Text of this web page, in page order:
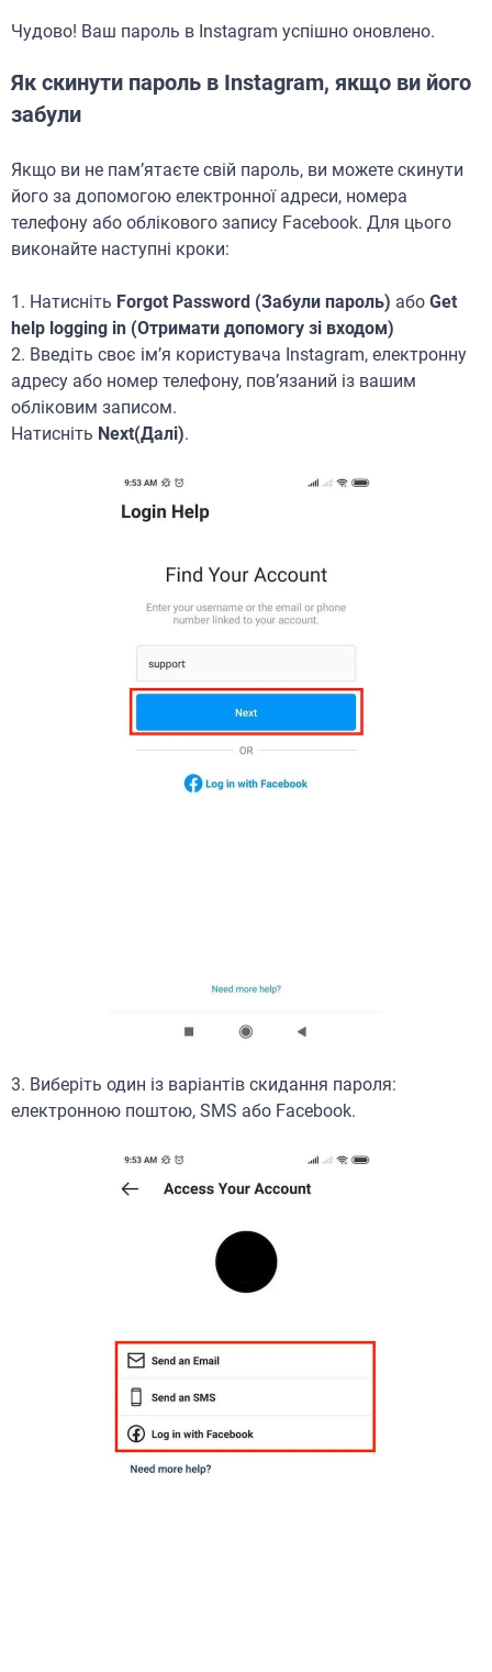
Чудово! Ваш пароль в Instagram успішно оновлено.
Як скинути пароль в Instagram, якщо ви його
забули
Якщо ви не пам’ятаєте свій пароль, ви можете скинути
його за допомогою електронної адреси, номера
телефону або облікового запису Facebook. Для цього
виконайте наступні кроки:
1. Натисніть Forgot Password (Забули пароль) або Get
help logging in (Отримати допомогу зі входом)
2. Введіть своє ім’я користувача Instagram, електронну
адресу або номер телефону, пов’язаний із вашим
обліковим записом.
Натисніть Next(Далі).
3. Виберіть один із варіантів скидання пароля:
електронною поштою, SMS або Facebook.